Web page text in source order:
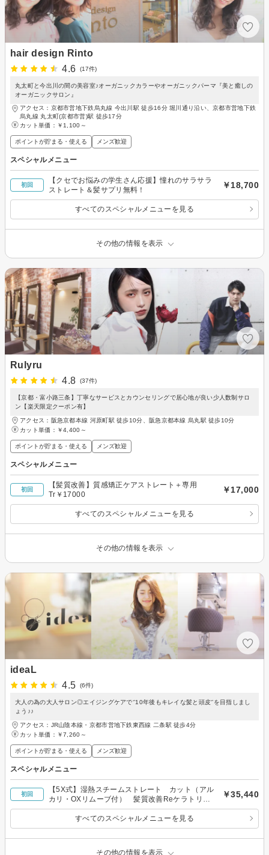
hair design Rinto
4.6
(17件)
丸太町と今出川の間の美容室♪オーガニックカラーやオーガニックパーマ『美と癒しの
オーガニックサロン』
アクセス：京都市営地下鉄烏丸線 今出川駅 徒歩16分 堀川通り沿い、京都市営地下鉄
烏丸線 丸太町(京都市営)駅 徒歩17分
カット単価： ￥1,100～
ポイントが貯まる・使える メンズ歓迎
スペシャルメニュー
初回
【クセでお悩みの学生さん応援】憧れのサラサラ
ストレート＆髪サプリ無料！
￥18,700
すべてのスペシャルメニューを見る
その他の情報を表示
Rulyru
4.8
(37件)
【京都・富小路三条】丁寧なサービスとカウンセリングで居心地が良い少人数制サロ
ン【楽天限定クーポン有】
アクセス：阪急京都本線 河原町駅 徒歩10分、阪急京都本線 烏丸駅 徒歩10分
カット単価： ￥4,400～
ポイントが貯まる・使える メンズ歓迎
スペシャルメニュー
初回
【髪質改善】質感矯正ケアストレート＋専用
Tr￥17000
￥17,000
すべてのスペシャルメニューを見る
その他の情報を表示
ideaL
4.5
(6件)
大人の為の大人サロン◎エイジングケアで‘’10年後もキレイな髪と頭皮‘’を目指しまし
ょう♪♪
アクセス：JR山陰本線・京都市営地下鉄東西線 二条駅 徒歩4分
カット単価： ￥7,260～
ポイントが貯まる・使える メンズ歓迎
スペシャルメニュー
初回
【5X式】湿熱スチームストレート カット（アル
カリ・OXリムーブ付） 髪質改善Reケラトリー
トメント
￥35,440
すべてのスペシャルメニューを見る
その他の情報を表示